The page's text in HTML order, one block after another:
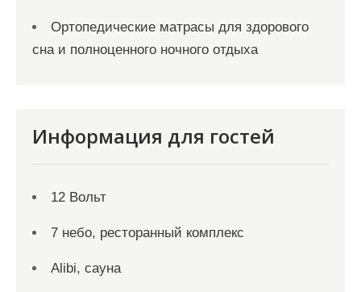
Ортопедические матрасы для здорового
сна и полноценного ночного отдыха
Информация для гостей
12 Вольт
7 небо, ресторанный комплекс
Alibi, сауна